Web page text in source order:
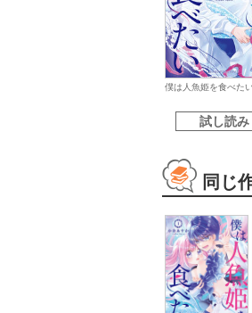
僕は人魚姫を食べた
試し読み
同じ